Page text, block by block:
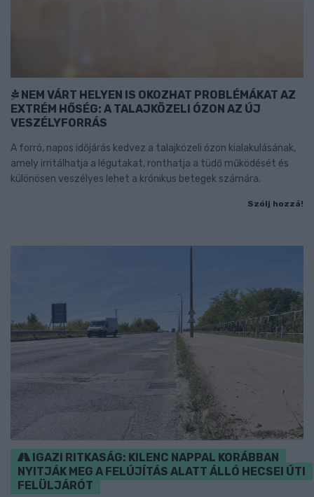
NEM VÁRT HELYEN IS OKOZHAT PROBLÉMÁKAT AZ
EXTRÉM HŐSÉG: A TALAJKÖZELI ÓZON AZ ÚJ
VESZÉLYFORRÁS
A forró, napos időjárás kedvez a talajközeli ózon kialakulásának,
amely irritálhatja a légutakat, ronthatja a tüdő működését és
különösen veszélyes lehet a krónikus betegek számára.
Szólj hozzá!
IGAZI RITKASÁG: KILENC NAPPAL KORÁBBAN
NYITJÁK MEG A FELÚJÍTÁS ALATT ÁLLÓ HECSEI ÚTI
FELÜLJÁRÓT